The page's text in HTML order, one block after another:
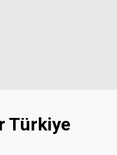
Türkiye